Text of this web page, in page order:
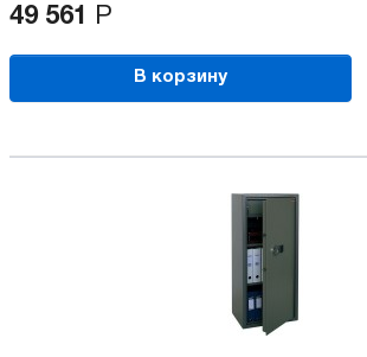
49 561 Р
В корзину